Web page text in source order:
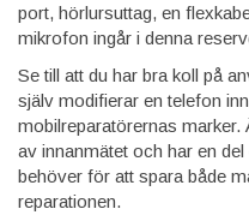
port, hörlursuttag, en
mikrofon ingår i denna
Se till att du har bra koll på
själv modifierar en telefon
mobilreparatörernas marker.
av innanmätet och har en
behöver för att spara både
reparationen.